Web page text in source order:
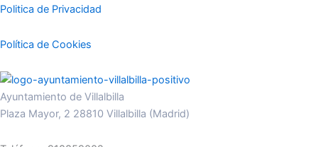
Politica de Privacidad
Política de Cookies
Ayuntamiento de Villalbilla
Plaza Mayor, 2 28810 Villalbilla (Madrid)